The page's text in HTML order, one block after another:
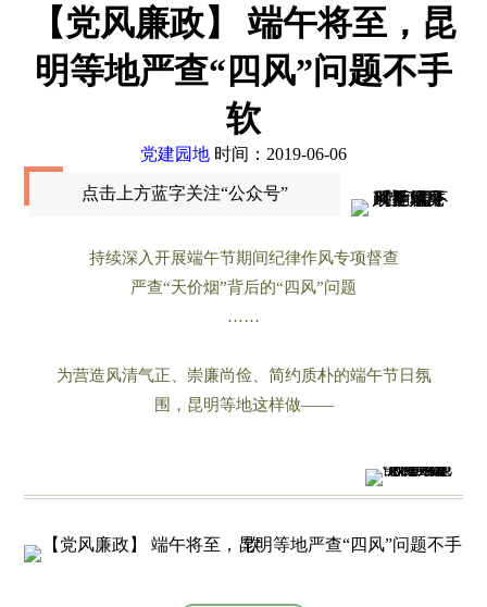
【党风廉政】 端午将至，昆
明等地严查“四风”问题不手
软
党建园地 时间：2019-06-06
点击上方蓝字关注“公众号”
持续深入开展端午节期间纪律作风专项督查
严查“天价烟”背后的“四风”问题
……
为营造风清气正、崇廉尚俭、简约质朴的端午节日氛
围，昆明等地这样做——